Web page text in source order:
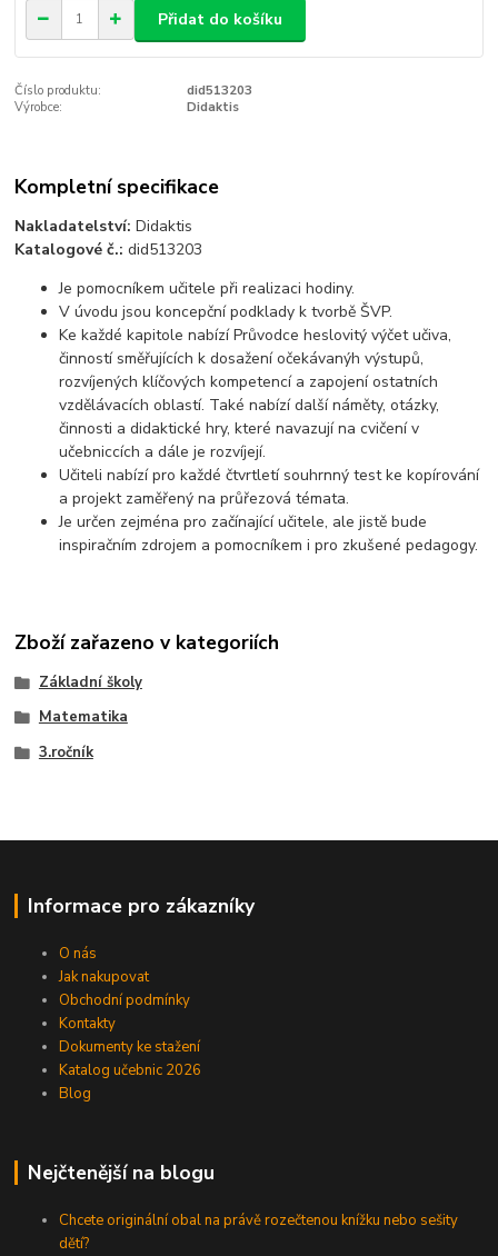
Přidat do košíku
Číslo produktu:
did513203
Výrobce:
Didaktis
Kompletní specifikace
Nakladatelství:Didaktis
Katalogové č.: did513203
Je pomocníkem učitele při realizaci hodiny.
V úvodu jsou koncepční podklady k tvorbě ŠVP.
Ke každé kapitole nabízí Průvodce heslovitý výčet učiva,
činností směřujících k dosažení očekávanýh výstupů,
rozvíjených klíčových kompetencí a zapojení ostatních
vzdělávacích oblastí. Také nabízí další náměty, otázky,
činnosti a didaktické hry, které navazují na cvičení v
učebniccích a dále je rozvíjejí.
Učiteli nabízí pro každé čtvrtletí souhrnný test ke kopírování
a projekt zaměřený na průřezová témata.
Je určen zejména pro začínající učitele, ale jistě bude
inspiračním zdrojem a pomocníkem i pro zkušené pedagogy.
Zboží zařazeno v kategoriích
Základní školy
Matematika
3.ročník
Informace pro zákazníky
O nás
Jak nakupovat
Obchodní podmínky
Kontakty
Dokumenty ke stažení
Katalog učebnic 2026
Blog
Nejčtenější na blogu
Chcete originální obal na právě rozečtenou knížku nebo sešity
dětí?